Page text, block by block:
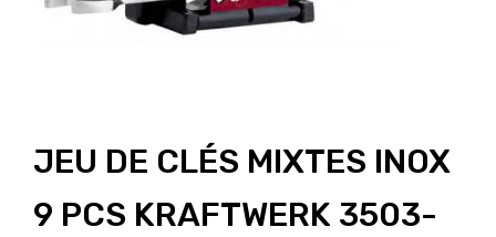
JEU DE CLÉS MIXTES INOX
9 PCS KRAFTWERK 3503-